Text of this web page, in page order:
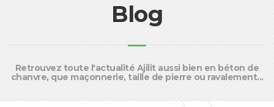
Blog
Retrouvez toute l'actualité Ajilit aussi bien en béton de
chanvre, que maçonnerie, taille de pierre ou ravalement...